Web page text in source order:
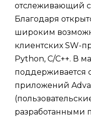
отслеживающий
Благодаря
широким
клиентских SW-
Python, C/C++. В
поддерживается
приложений
разработанными